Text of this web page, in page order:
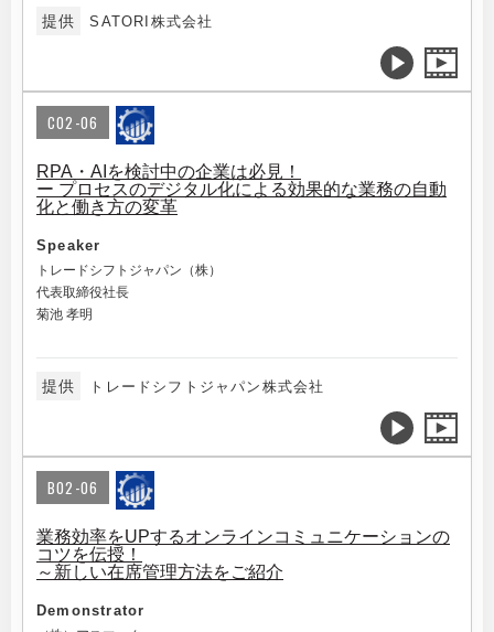
提供 SATORI株式会社
C02-06
RPA・AIを検討中の企業は必見！
ー プロセスのデジタル化による効果的な業務の自動
化と働き方の変革
Speaker
トレードシフトジャパン（株）
代表取締役社長
菊池 孝明
提供 トレードシフトジャパン株式会社
B02-06
業務効率をUPするオンラインコミュニケーションの
コツを伝授！
～新しい在席管理方法をご紹介
Demonstrator